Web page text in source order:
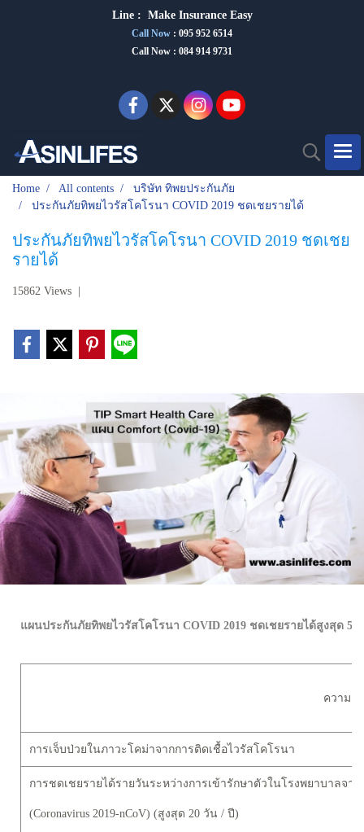
Line : Make Insurance Easy
Call Now : 095 952 6514
Call Now : 084 914 9731
Home All contents
บริษัท ทิพยประกันภัย
ประกันภัยทิพยไวรัสโคโรนา COVID 2019 ชดเชยรายได้
ประกันภัยทิพยไวรัสโคโรนา COVID 2019 ชดเชย
รายได้
15862 Views
แผนประกันภัยทิพยไวรัสโคโรนา COVID 2019 ชดเชยรายได้สูงสุด
ความคุ้
การเจ็บป่วยในภาวะโคม่าจากการติดเชื้อไวรัสโคโรนา
การชดเชยรายได้รายวันระหว่างการเข้ารักษาตัวในโรงพยาบาลจา
(Coronavirus 2019-nCoV) (สูงสุด 20 วัน / ปี)